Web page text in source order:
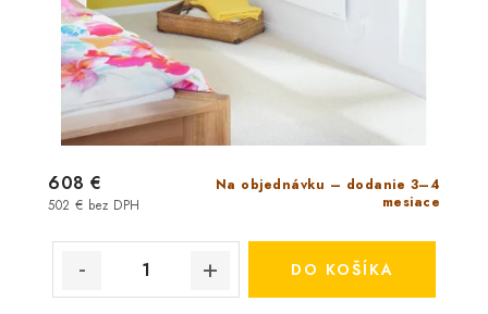
Na objednávku – dodanie 3–4
mesiace
502 € bez DPH
608 €
DO KOŠÍKA